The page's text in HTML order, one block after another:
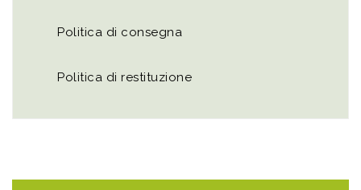
Politica di consegna
Politica di restituzione